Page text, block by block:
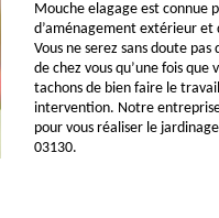
Mouche elagage est connue
d’aménagement extérieur et
Vous ne serez sans doute
de chez vous qu’une fois que
tachons de bien faire le
intervention. Notre
pour vous réaliser le
03130.